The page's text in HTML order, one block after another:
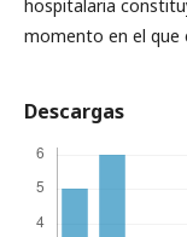
hospitalaria
momento en el que
Descargas